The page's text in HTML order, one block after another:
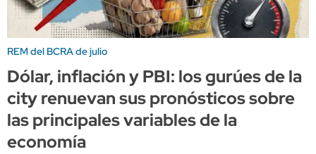
REM del BCRA de julio
Dólar, inflación y PBI: los gurúes de la
city renuevan sus pronósticos sobre
las principales variables de la
economía